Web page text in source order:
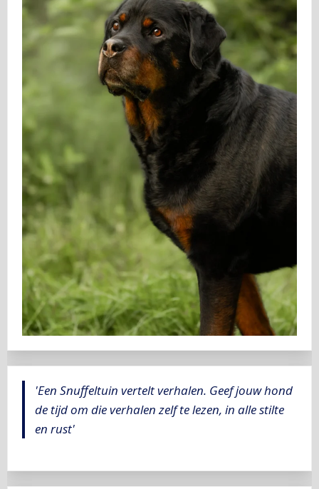
'Een Snuffeltuin vertelt verhalen. Geef jouw hond
de tijd om die verhalen zelf te lezen, in alle stilte
en rust'